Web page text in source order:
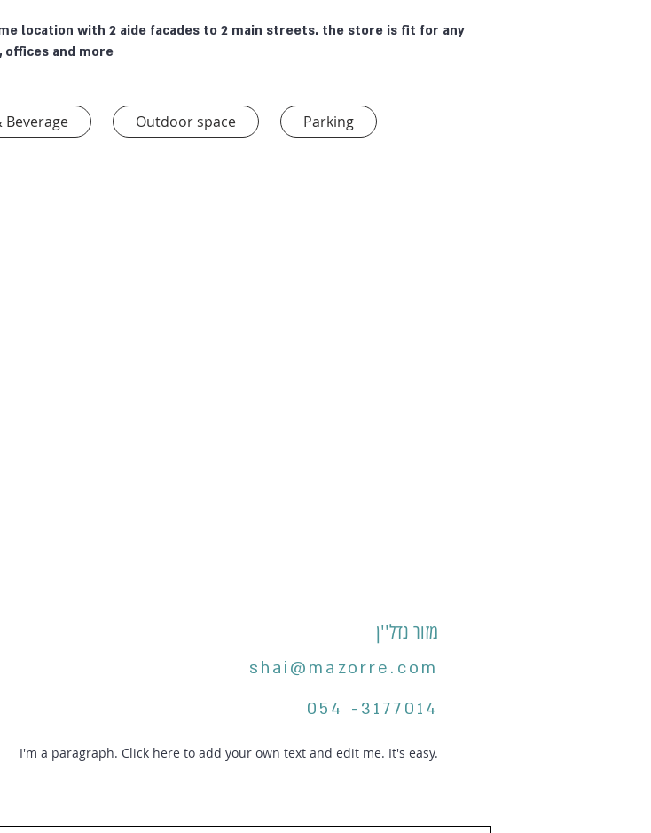
Beverage Outdoor space
Parking
location with 2 aide facades to 2 main streets. the store is fit for any
and more.
מזור נדל''ן
shai@mazorre.com
054 -3177014
I'm a paragraph. Click here to add your own text and edit me. It's easy.